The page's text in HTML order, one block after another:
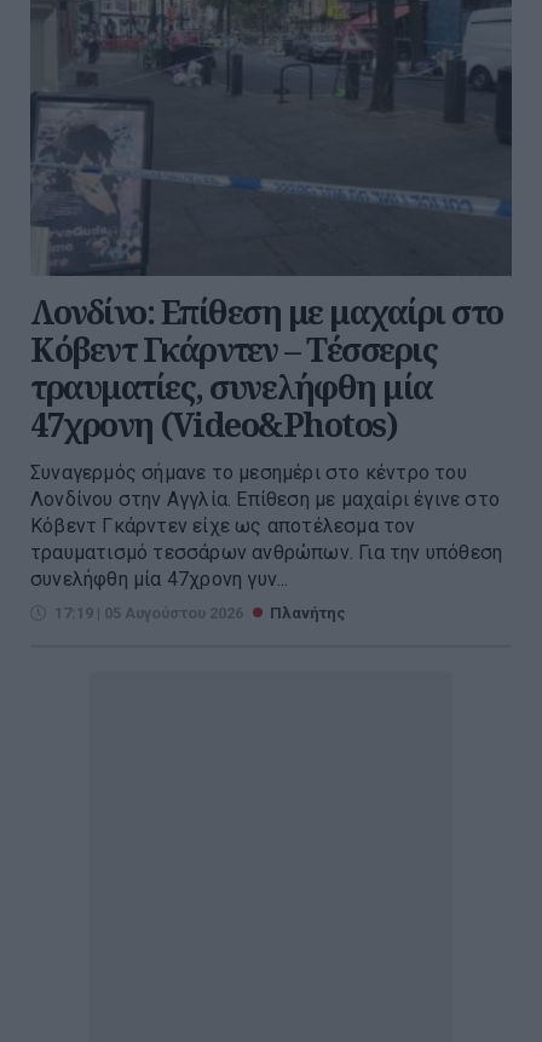
Λονδίνο: Επίθεση με μαχαίρι στο
Κόβεντ Γκάρντεν – Τέσσερις
τραυματίες, συνελήφθη μία
47χρονη (Video&Photos)
Συναγερμός σήμανε το μεσημέρι στο κέντρο του
Λονδίνου στην Αγγλία. Επίθεση με μαχαίρι έγινε στο
Κόβεντ Γκάρντεν είχε ως αποτέλεσμα τον
τραυματισμό τεσσάρων ανθρώπων. Για την υπόθεση
συνελήφθη μία 47χρονη γυν...
17:19 | 05 Αυγούστου 2026 Πλανήτης